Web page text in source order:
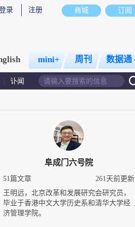
商城 订阅
录 注册
mini+ 周刊 数据通
讣闻
阜成门六号院
51篇文章
261天前更新
王明远，北京改革和发展研究会研究员，
毕业于香港中文大学历史系和清华大学经
济管理学院。